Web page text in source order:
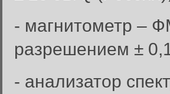
- магнитометр –
разрешением ±
- анализатор